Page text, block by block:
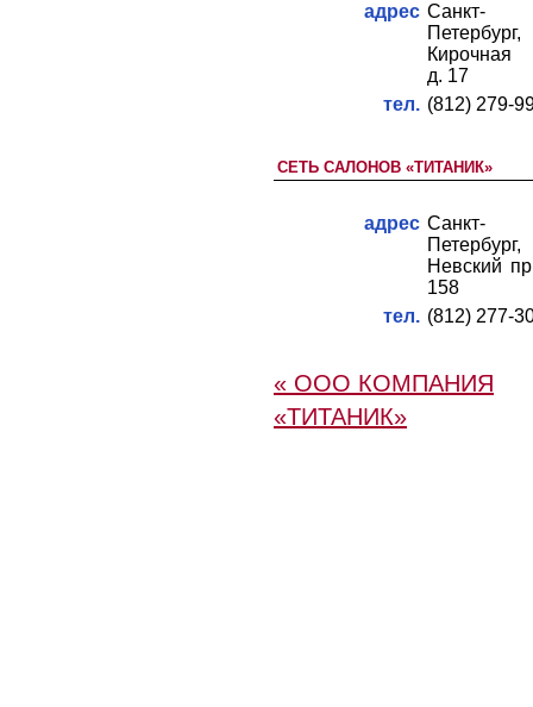
адрес Санкт-
Петербург,
Кирочная
д. 17
тел. (812) 279-
СЕТЬ САЛОНОВ «ТИТАНИК»
адрес Санкт-
Петербург,
Невский
158
тел. (812) 277-
« ООО КОМПАНИЯ
«ТИТАНИК»